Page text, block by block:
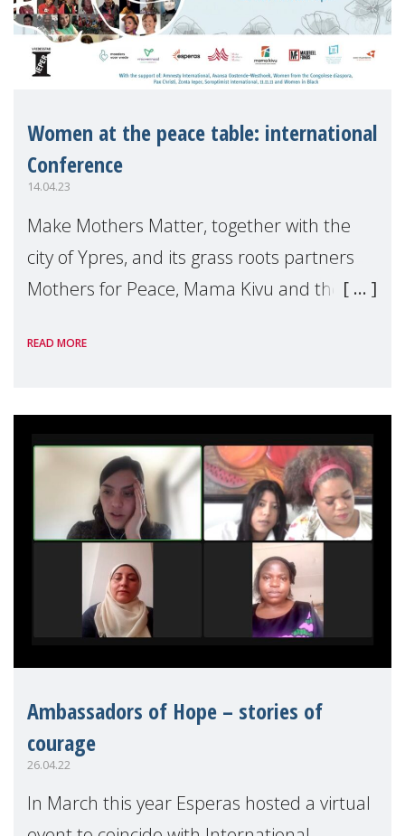
Women at the peace table: international
Conference
14.04.23
Make Mothers Matter, together with the
city of Ypres, and its grass roots partners
Mothers for Peace, Mama Kivu and the
peace Conference Women at the Peace
READ MORE
Ambassadors of Hope – stories of
courage
26.04.22
In March this year Esperas hosted a virtual